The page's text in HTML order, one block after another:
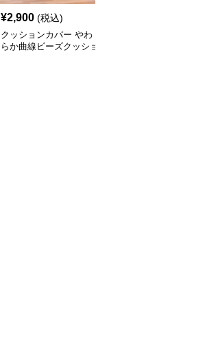
¥2,900 (税込)
クッションカバー やわ
らか曲線ビーズクッショ